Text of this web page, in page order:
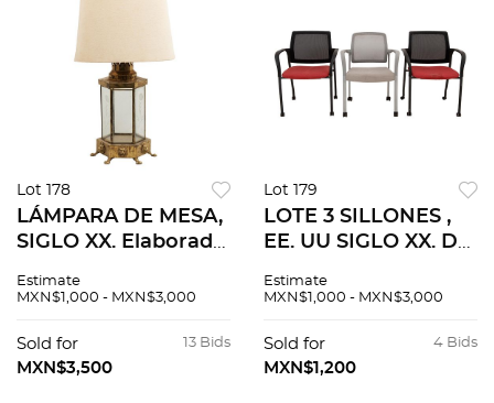
Lot 178
LÁMPARA DE MESA,
SIGLO XX. Elaborada
dorado. Cuenta con
manera de linterna y
soportes en garra.
Estimate
MXN$1,000 - MXN$3,000
13 Bids
Sold for
MXN$3,500
Lot 179
LOTE 3 SILLONES ,
EE. UU SIGLO XX. De
ALLSTEEL.
elaborada en metal
y material sintético.
Estimate
MXN$1,000 - MXN$3,000
4 Bids
Sold for
MXN$1,200